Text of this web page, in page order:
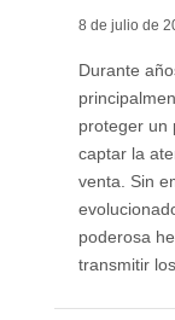
8 de julio de
Durante
proteger un
captar la
venta. Sin
poderosa
transmitir